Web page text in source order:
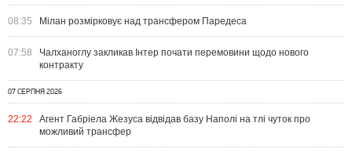
08:35 Мілан розмірковує над трансфером Паредеса
07:58
Чалханоглу закликав Інтер почати перемовини щодо нового
контракту
07 СЕРПНЯ 2026
22:22
Агент Габріела Жезуса відвідав базу Наполі на тлі чуток про
можливий трансфер